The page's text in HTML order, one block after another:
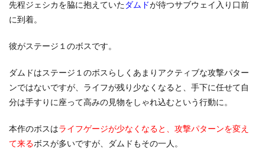
先程ジェシカを脇に抱えていたダムドが待つサブウェイ入り口前
に到着。
彼がステージ１のボスです。
ダムドはステージ１のボスらしくあまりアクティブな攻撃パター
ンではないですが、ライフが残り少なくなると、手下に任せて自
分は手すりに座って高みの見物をしゃれ込むという行動に。
本作のボスはライフゲージが少なくなると、攻撃パターンを変え
て来るボスが多いですが、ダムドもその一人。